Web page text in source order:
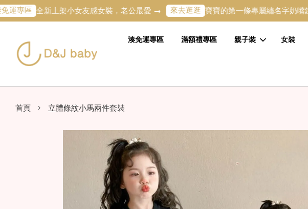
全新上架小女友感女裝，老公最愛 → 來去逛逛 寶寶的第一條專屬繡名字奶嘴鏈 →
湊免運專區 滿額禮專區 親子裝 女裝
首頁 › 立體條紋小馬兩件套裝